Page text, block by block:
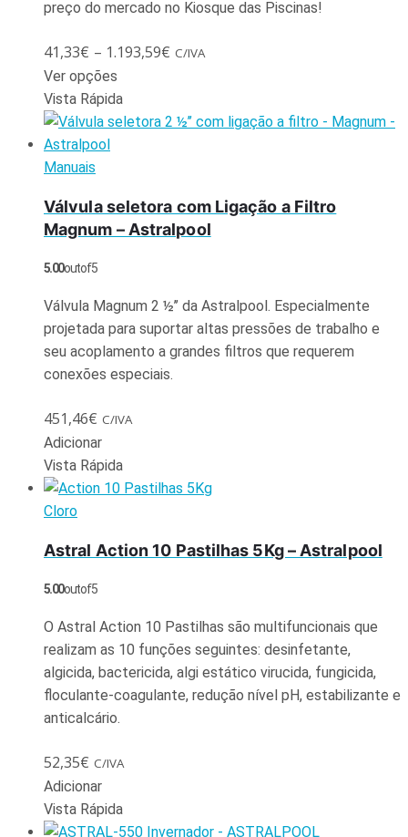
preço do mercado no Kiosque das Piscinas!
41,33€ – 1.193,59€ C/IVA
Ver opções
Vista Rápida
Manuais
Válvula seletora com Ligação a Filtro
Magnum – Astralpool
5.00out of 5
Válvula Magnum 2 ½’’ da Astralpool. Especialmente
projetada para suportar altas pressões de trabalho e
seu acoplamento a grandes filtros que requerem
conexões especiais.
451,46€ C/IVA
Adicionar
Vista Rápida
Cloro
Astral Action 10 Pastilhas 5Kg – Astralpool
5.00out of 5
O Astral Action 10 Pastilhas são multifuncionais que
realizam as 10 funções seguintes: desinfetante,
algicida, bactericida, algi estático virucida, fungicida,
floculante-coagulante, redução nível pH, estabilizante e
anticalcário.
52,35€ C/IVA
Adicionar
Vista Rápida